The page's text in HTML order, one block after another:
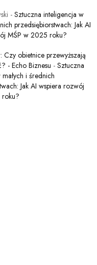
- Sztuczna inteligencja w
przedsiębiorstwach: Jak AI
MŚP w 2025 roku?
Czy obietnice przewyższają
- Echo Biznesu - Sztuczna
i średnich
Jak AI wspiera rozwój